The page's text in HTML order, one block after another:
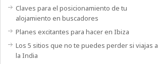
Claves para el posicionamiento de tu
alojamiento en buscadores
Planes excitantes para hacer en Ibiza
Los 5 sitios que no te puedes perder si viajas a
la India